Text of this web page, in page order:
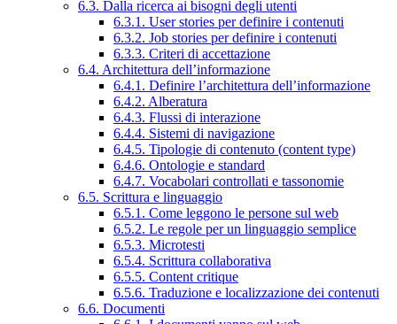
6.3. Dalla ricerca ai bisogni degli utenti
6.3.1. User stories per definire i contenuti
6.3.2. Job stories per definire i contenuti
6.3.3. Criteri di accettazione
6.4. Architettura dell’informazione
6.4.1. Definire l’architettura dell’informazione
6.4.2. Alberatura
6.4.3. Flussi di interazione
6.4.4. Sistemi di navigazione
6.4.5. Tipologie di contenuto (content type)
6.4.6. Ontologie e standard
6.4.7. Vocabolari controllati e tassonomie
6.5. Scrittura e linguaggio
6.5.1. Come leggono le persone sul web
6.5.2. Le regole per un linguaggio semplice
6.5.3. Microtesti
6.5.4. Scrittura collaborativa
6.5.5. Content critique
6.5.6. Traduzione e localizzazione dei contenuti
6.6. Documenti